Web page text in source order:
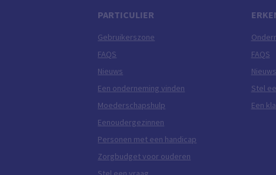
PARTICULIER
Gebruikerszone
FAQS
Nieuws
Een onderneming vinden
Moederschapshulp
Eenoudergezinnen
Personen met een handicap
Zorgbudget voor ouderen
FAQS
Nieuws
Stel
Een